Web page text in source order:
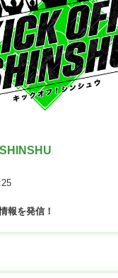
報を発信！